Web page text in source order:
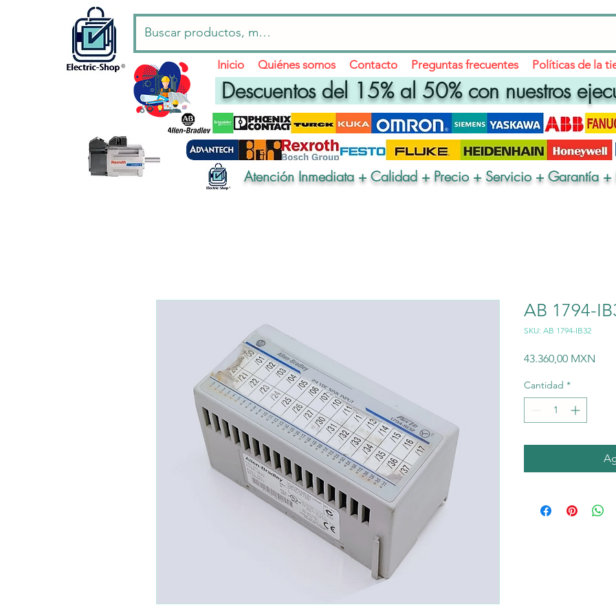
Inicio Quiénes somos Contacto Preguntas frecuentes Políticas de la
Descuentos del 15% al 50% con nuestros
Atención Inmediata + Calidad + Precio + Servicio + Garantía +
AB 1794-
SKU: AB 1794-IB32
43.360,00 MXN
Cantidad *